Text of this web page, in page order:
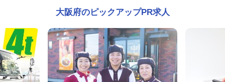
大阪府のピックアップPR求人